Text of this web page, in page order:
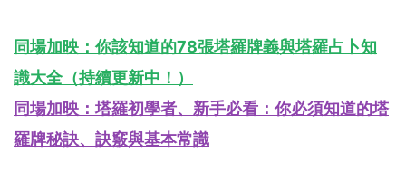
同場加映：你該知道的78張塔羅牌義與塔羅占卜知
識大全（持續更新中！）
同場加映：塔羅初學者、新手必看：你必須知道的塔
羅牌秘訣、訣竅與基本常識